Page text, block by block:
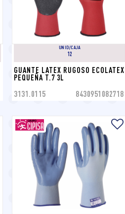
UNID/CAJA
12
GUANTE LATEX RUGOSO ECOLATEX
PEQUEÑA T.7 3L
3131.0115 8430951082718